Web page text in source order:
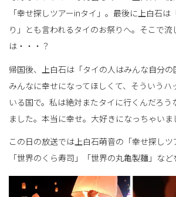
「幸せ探しツアーinタイ」。最後に上白石
り」とも言われるタイのお祭りへ。そこで流
は・・・？
帰国後、上白石は「タイの人はみんな自分の
みんなに幸せになってほしくて、そういうハ
いる国で。私は絶対またタイに行くんだろう
ました。本当に幸せ。大好きになっちゃいま
この日の放送では上白石萌音の「幸せ探しツ
「世界のくら寿司」「世界の丸亀製麵」など